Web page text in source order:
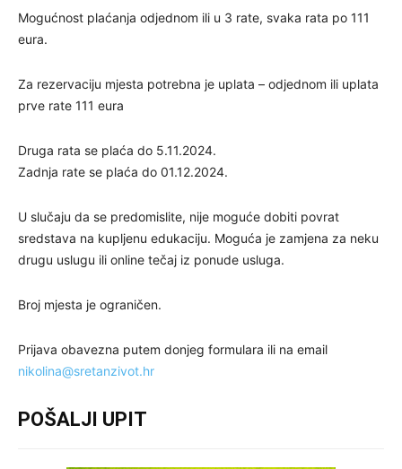
Mogućnost plaćanja odjednom ili u 3 rate, svaka rata po 111
eura.
Za rezervaciju mjesta potrebna je uplata – odjednom ili uplata
prve rate 111 eura
Druga rata se plaća do 5.11.2024.
Zadnja rate se plaća do 01.12.2024.
U slučaju da se predomislite, nije moguće dobiti povrat
sredstava na kupljenu edukaciju. Moguća je zamjena za neku
drugu uslugu ili online tečaj iz ponude usluga.
Broj mjesta je ograničen.
Prijava obavezna putem donjeg formulara ili na email
nikolina@sretanzivot.hr
POŠALJI UPIT